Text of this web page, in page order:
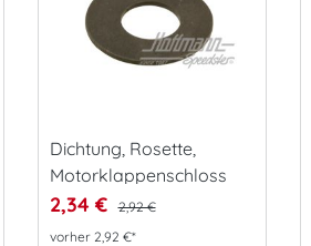
Dichtung, Rosette,
Motorklappenschloss
2,34 €
2,92 €
vorher 2,92 €*